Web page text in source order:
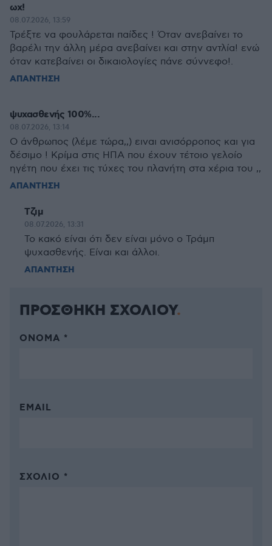
ωχ!
08.07.2026, 13:59
Τρέξτε να φουλάρεται παίδες ! Όταν ανεβαίνει το
βαρέλι την άλλη μέρα ανεβαίνει και στην αντλία! ενώ
όταν κατεβαίνει οι δικαιολογίες πάνε σύννεφο!.
ΑΠΑΝΤΗΣΗ
ψυχασθενής 100%...
08.07.2026, 13:14
Ο άνθρωπος (λέμε τώρα,,) ειναι ανισόρροπος και για
δέσιμο ! Κρίμα στις ΗΠΑ που έχουν τέτοιο γελοίο
ηγέτη που έχει τις τύχες του πλανήτη στα χέρια του ,,
ΑΠΑΝΤΗΣΗ
Τζιμ
08.07.2026, 13:31
Το κακό είναι ότι δεν είναι μόνο ο Τράμπ
ψυχασθενής. Είναι και άλλοι.
ΑΠΑΝΤΗΣΗ
ΠΡΟΣΘΗΚΗ ΣΧΟΛΙΟΥ
ΌΝΟΜΑ *
EMAIL
ΣΧΌΛΙΟ *